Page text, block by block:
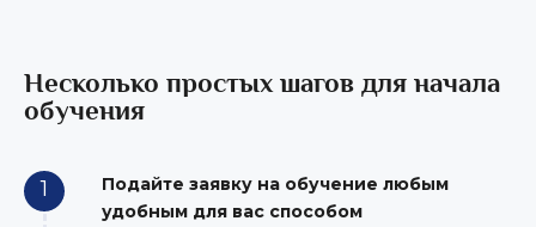
Несколько простых шагов для начала
обучения
1
Подайте заявку на обучение любым
удобным для вас способом